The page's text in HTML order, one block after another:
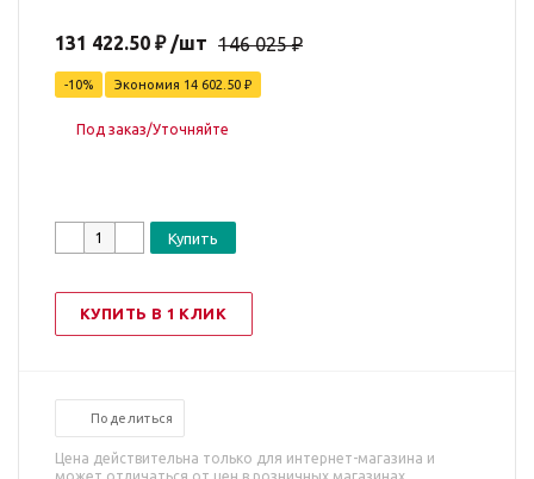
131 422.50 ₽ /шт 146 025₽
-10% Экономия 14 602.50 ₽
Под заказ/Уточняйте
Купить
КУПИТЬ В 1 КЛИК
Поделиться
Цена действительна только для интернет-магазина и